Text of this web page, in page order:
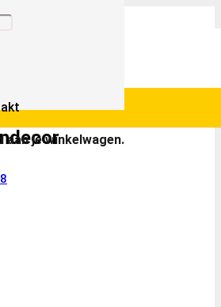
je winkelwagen.